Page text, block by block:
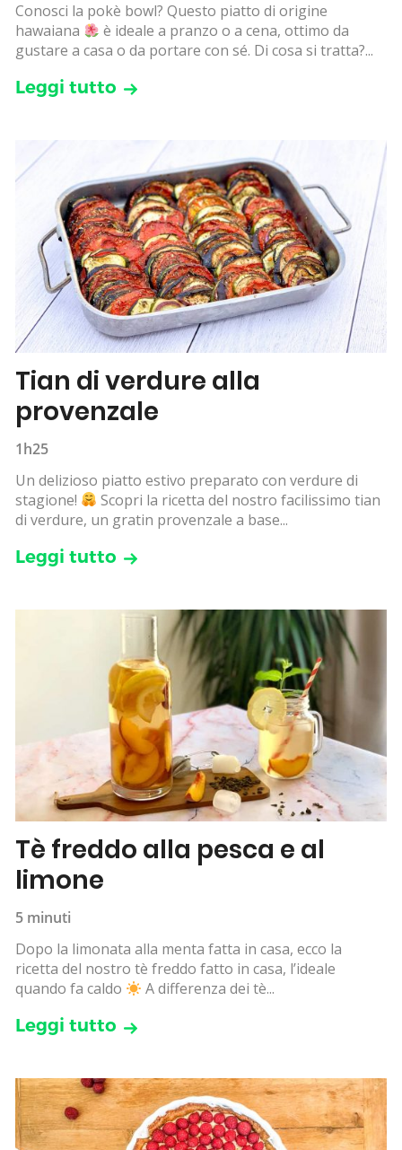
Conosci la pokè bowl? Questo piatto di origine
hawaiana
è ideale a pranzo o a cena, ottimo da
gustare a casa o da portare con sé. Di cosa si tratta?...
Leggi tutto
Tian di verdure alla
provenzale
1h25
Un delizioso piatto estivo preparato con verdure di
stagione!
Scopri la ricetta del nostro facilissimo tian
di verdure, un gratin provenzale a base...
Leggi tutto
Tè freddo alla pesca e al
limone
5 minuti
Dopo la limonata alla menta fatta in casa, ecco la
ricetta del nostro tè freddo fatto in casa, l’ideale
quando fa caldo
A differenza dei tè...
Leggi tutto